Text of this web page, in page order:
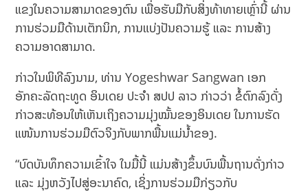
ແຂງໃນຄວາມສາມາດຂອງຕົນ ເພື່ອຮັບມືກັບສິ່ງທ້າທາຍເຫຼົ່ານີ້ ຜ່ານ
ການຮ່ວມມືດ້ານເຕັກນິກ, ການແບ່ງປັນຄວາມຮູ້ ແລະ ການສ້າງ
ຄວາມອາດສາມາດ.
ກ່າວໃນພິທີລົງນາມ, ທ່ານ Yogeshwar Sangwan ເອກ
ອັກຄະລັດຖະທູດ ອິນເດຍ ປະຈຳ ສປປ ລາວ ກ່າວວ່າ ຂໍ້ຕົກລົງດັ່ງ
ກ່າວສະທ້ອນໃຫ້ເຫັນເຖິງຄວາມມຸ່ງໝັ້ນຂອງອິນເດຍ ໃນການຮັດ
ແໜ້ນການຮ່ວມມືຕົວຈິງກັບພາກພື້ນແມ່ນ້ຳຂອງ.
“ບົດບັນທຶກຄວາມເຂົ້າໃຈ ໃນມື້ນີ້ ແມ່ນສ້າງຂຶ້ນບົນພື້ນຖານດັ່ງກ່າວ
ແລະ ມຸ່ງຫວັງໄປສູ່ອະນາຄົດ, ເຊິ່ງການຮ່ວມມືກ່ຽວກັບ